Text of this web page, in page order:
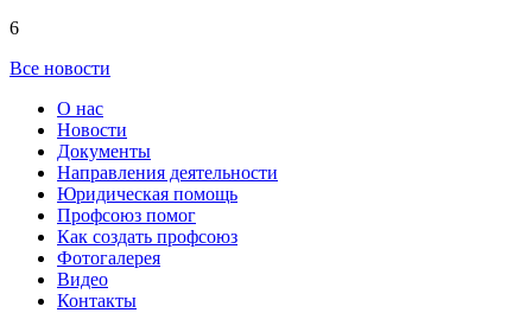
6
Все новости
О нас
Новости
Документы
Направления деятельности
Юридическая помощь
Профсоюз помог
Как создать профсоюз
Фотогалерея
Видео
Контакты